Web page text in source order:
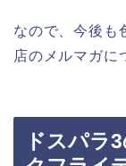
なので、今後も
店のメルマガに
ドスパラ